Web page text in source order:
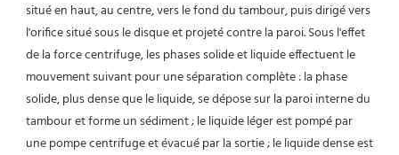
situé en haut, au centre, vers le fond du tambour, puis dirigé vers
l'orifice situé sous le disque et projeté contre la paroi. Sous l'effet
de la force centrifuge, les phases solide et liquide effectuent le
mouvement suivant pour une séparation complète : la phase
solide, plus dense que le liquide, se dépose sur la paroi interne du
tambour et forme un sédiment ; le liquide léger est pompé par
une pompe centrifuge et évacué par la sortie ; le liquide dense est